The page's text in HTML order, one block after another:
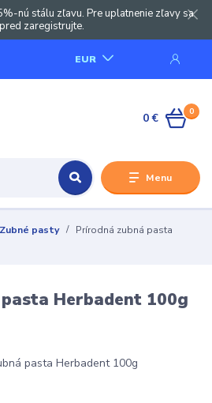
nú stálu zľavu. Pre uplatnenie zľavy sa
zaregistrujte.
Menu
EUR
0
0 €
Zubné pasty
Prírodná zubná pasta
Herbadent 100g